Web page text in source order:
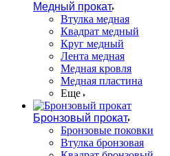
Медный прокат
Втулка медная
Квадрат медный
Круг медный
Лента медная
Медная кровля
Медная пластина
Еще
Бронзовый прокат
Бронзовые поковки
Втулка бронзовая